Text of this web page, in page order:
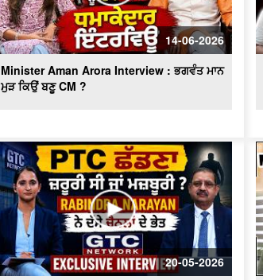
14-06-2026
Minister Aman Arora Interview : ਭਗਵੰਤ ਮਾਨ
ਮੁੜ ਕਿਉਂ ਬਣੂ CM ?
20-05-2026